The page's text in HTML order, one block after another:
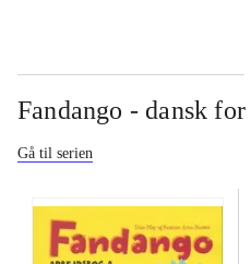
Fandango - dansk for
Gå til serien